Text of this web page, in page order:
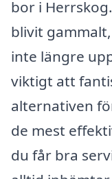
bor i
blivit
inte längre
viktigt att
alternativen
de mest
du får bra